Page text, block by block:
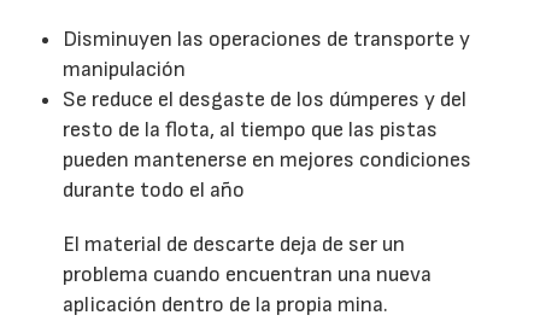
Disminuyen las operaciones de transporte y
manipulación
Se reduce el desgaste de los dúmperes y del
resto de la flota, al tiempo que las pistas
pueden mantenerse en mejores condiciones
durante todo el año
El material de descarte deja de ser un
problema cuando encuentran una nueva
aplicación dentro de la propia mina.